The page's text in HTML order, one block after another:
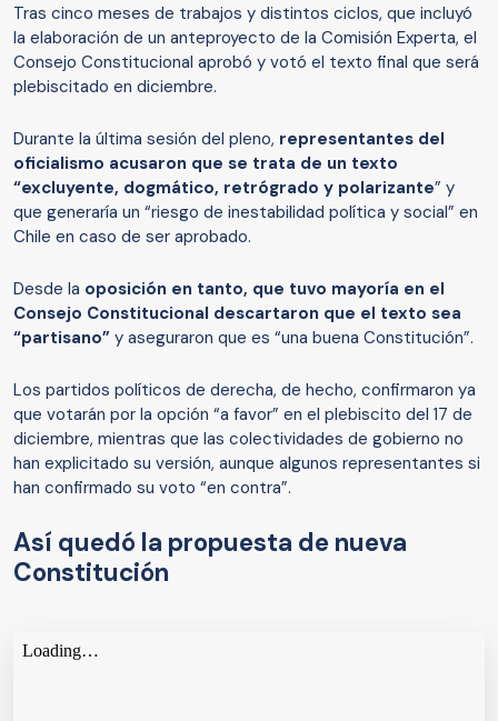
Tras cinco meses de trabajos y distintos ciclos, que incluyó
la elaboración de un anteproyecto de la Comisión Experta, el
Consejo Constitucional aprobó y votó el texto final que será
plebiscitado en diciembre.
Durante la última sesión del pleno, representantes del
oficialismo acusaron que se trata de un texto
“excluyente, dogmático, retrógrado y polarizante” y
que generaría un “riesgo de inestabilidad política y social” en
Chile en caso de ser aprobado.
Desde la oposición en tanto, que tuvo mayoría en el
Consejo Constitucional descartaron que el texto sea
“partisano” y aseguraron que es “una buena Constitución”.
Los partidos políticos de derecha, de hecho, confirmaron ya
que votarán por la opción “a favor” en el plebiscito del 17 de
diciembre, mientras que las colectividades de gobierno no
han explicitado su versión, aunque algunos representantes si
han confirmado su voto “en contra”.
Así quedó la propuesta de nueva
Constitución